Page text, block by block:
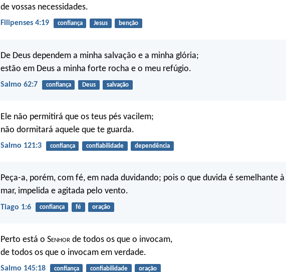
de vossas necessidades.
Filipenses 4:19 confiança Jesus benção
De Deus dependem a minha salvação e a minha glória;
estão em Deus a minha forte rocha e o meu refúgio.
Salmo 62:7 confiança Deus salvação
Ele não permitirá que os teus pés vacilem;
não dormitará aquele que te guarda.
Salmo 121:3 confiança confiabilidade dependência
Peça-a, porém, com fé, em nada duvidando; pois o que duvida é semelhante
mar, impelida e agitada pelo vento.
Tiago 1:6 confiança fé oração
Perto está o Senhor de todos os que o invocam,
de todos os que o invocam em verdade.
Salmo 145:18 confiança confiabilidade oração